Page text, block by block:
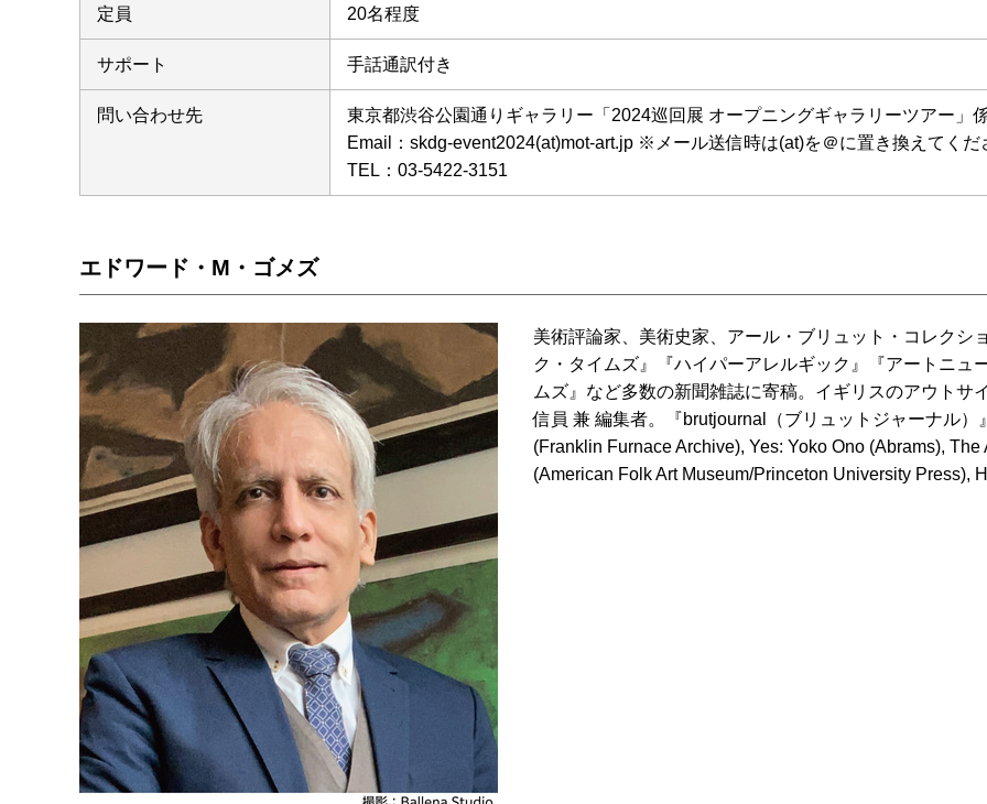
定員 20名程度
サポート 手話通訳付き
問い合わせ先
東京都渋谷公園通りギャラリー「2024巡回展 オープニングギャラリーツアー」
Email：skdg-event2024(at)mot-art.jp ※メール送信時は(at)を＠に置き換えてくだ
TEL：03-5422-3151
エドワード・M・ゴメズ
美術評論家、美術史家、アール・ブリュット・コレク
ク・タイムズ』『ハイパーアレルギック』『アートニ
ムズ』など多数の新聞雑誌に寄稿。イギリスのアウト
信員 兼 編集者。『brutjournal（ブリュットジャーナル
(Franklin Furnace Archive), Yes: Yoko Ono (Abrams),
(American Folk Art Museum/Princeton University Press),